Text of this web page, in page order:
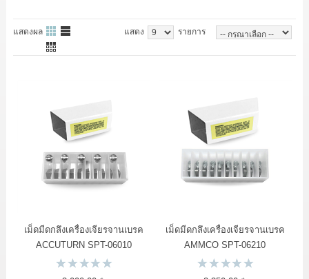
BRAND
CONTACT US
แจ้งชำระเงิน
สาระน่ารู้
แสดงผล แสดง รายการ
เม็ดมีดกลึงเครื่องเจียรจานเบรค
ACCUTURN SPT-06010
เม็ดมีดกลึงเครื่องเจียรจานเบรค
AMMCO SPT-06210